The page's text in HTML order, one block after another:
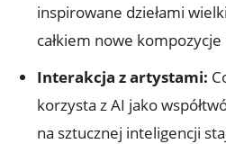
inspirowane dziełami
całkiem nowe
Interakcja z artystami:
korzysta z AI jako
na sztucznej inteligencji